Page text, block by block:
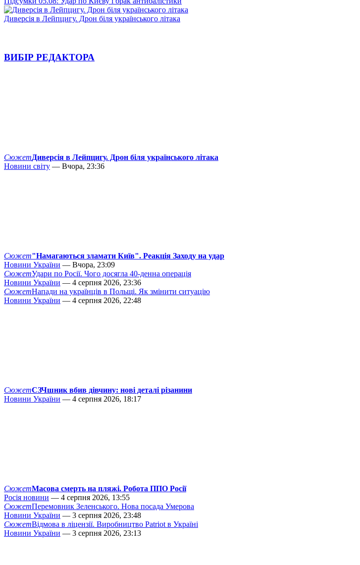
Диверсія в Лейпцигу. Дрон біля українського літака
ВИБІР РЕДАКТОРА
СюжетДиверсія в Лейпцигу. Дрон біля українського літака
Новини світу — Вчора, 23:36
Сюжет"Намагаються зламати Київ". Реакція Заходу на удар
Новини України — Вчора, 23:09
СюжетУдари по Росії. Чого досягла 40-денна операція
Новини України — 4 серпня 2026, 23:36
СюжетНапади на українців в Польщі. Як змінити ситуацію
Новини України — 4 серпня 2026, 22:48
СюжетСЗЧшник вбив дівчину: нові деталі різанини
Новини України — 4 серпня 2026, 18:17
СюжетМасова смерть на пляжі. Робота ППО Росії
Росія новини — 4 серпня 2026, 13:55
СюжетПеремовник Зеленського. Нова посада Умерова
Новини України — 3 серпня 2026, 23:48
СюжетВідмова в ліцензії. Виробництво Patriot в Україні
Новини України — 3 серпня 2026, 23:13